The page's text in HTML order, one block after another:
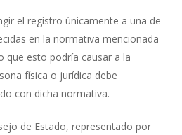
el registro únicamente a una de
en la normativa mencionada
que esto podría causar a la
física o jurídica debe
con dicha normativa.
de Estado, representado por